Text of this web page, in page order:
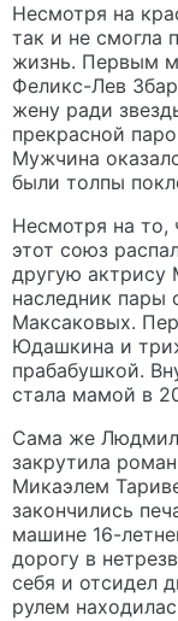
Несмотря на
так и не смогла
жизнь. Первым
Феликс-Лев
жену ради
прекрасной
Мужчина
были толпы
Несмотря на то,
этот союз
другую актрису
наследник пары
Максаковых.
Юдашкина и
прабабушкой.
стала мамой в
Сама же
закрутила
Микаэлем
закончились
машине 16-
дорогу в
себя и отсидел
рулем